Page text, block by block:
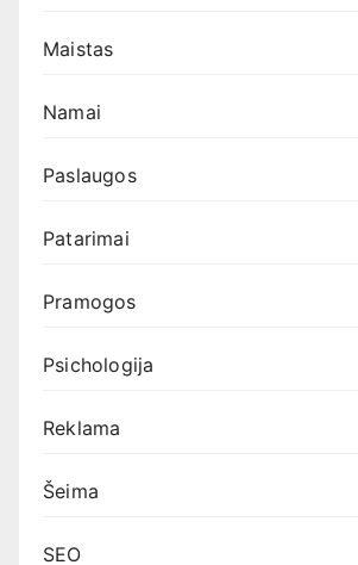
Maistas
Namai
Paslaugos
Patarimai
Pramogos
Psichologija
Reklama
Šeima
SEO